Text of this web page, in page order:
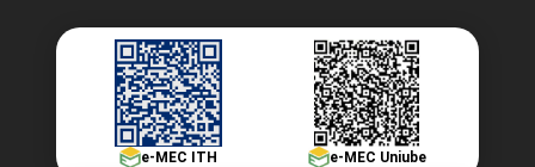
FUNDAMENTOS DE ADMINISTRAÇÃO E
ECONOMIA
e-MEC ITH e-MEC Uniube